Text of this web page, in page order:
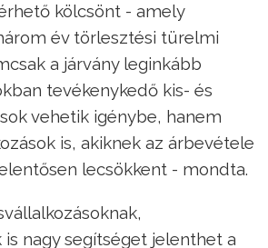
kölcsönt - amely
év törlesztési türelmi
a járvány leginkább
tevékenykedő kis- és
vehetik igénybe, hanem
is, akiknek az árbevétele
lecsökkent - mondta.
nagy segítséget jelenthet a